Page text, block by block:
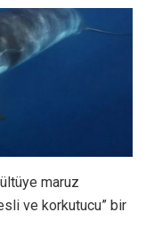
maruz
ve korkutucu” bir